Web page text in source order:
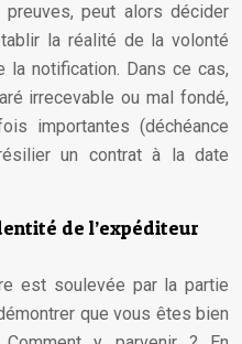
peut alors décider
la réalité de la volonté
la notification. Dans ce cas,
irrecevable ou mal fondé,
importantes (déchéance
un contrat à la date
de l’expéditeur
est soulevée par la partie
que vous êtes bien